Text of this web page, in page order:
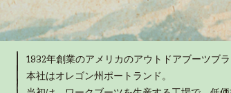
1932年創業のアメリカのアウトドアブーツブ
本社はオレゴン州ポートランド。